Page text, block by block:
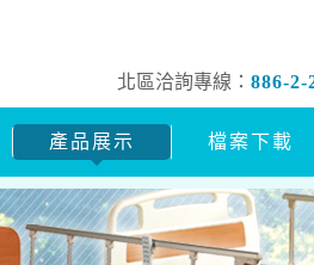
北區洽詢專線： 886-2-
產品展示 檔案下載